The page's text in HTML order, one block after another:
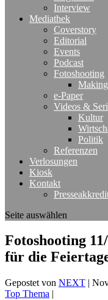
Interview
Mediathek
Coverstory
Editorial
Events
Podcast
Fotoshooting
e-Paper
Videos &
Kultur
Politik
Referenzen
Verlosungen
Kiosk
Kontakt
Seite auswählen
Fotoshooting
für die
Gepostet von NEXT |
Top Thema |